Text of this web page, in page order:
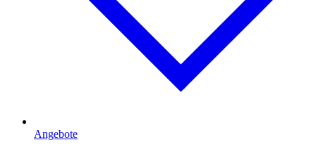
Angebote